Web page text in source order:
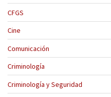
CFGS
Cine
Comunicación
Criminología
Criminología y Seguridad